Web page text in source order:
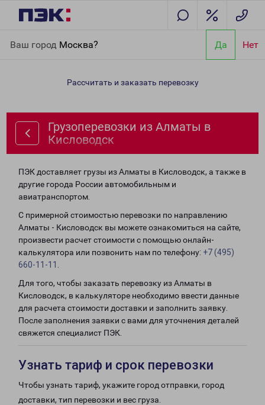
Ваш город Москва? Да Нет
Кисловодск
Рассчитать и заказать перевозку
Грузоперевозки из Алматы в
Кисловодск
ПЭК доставляет грузы из Алматы в Кисловодск, а также в
другие города России автомобильным и
авиатранспортом.
С примерной стоимостью перевозки по направлению
Алматы - Кисловодск вы можете ознакомиться на сайте,
произвести расчет стоимости с помощью онлайн-
калькулятора или позвонить нам по телефону: +7 (495)
660-11-11
Для того, чтобы заказать перевозку из Алматы в
Кисловодск, в калькуляторе необходимо ввести данные
для расчета стоимости доставки и заполнить заявку.
После заполнения заявки с вами для уточнения деталей
свяжется специалист ПЭК.
Узнать тариф и срок перевозки
Чтобы узнать тариф, укажите город отправки, город
доставки, тип перевозки и вес груза.